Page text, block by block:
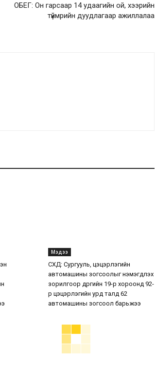
ОБЕГ: Он гарсаар 14 удаагийн ой, хээрийн
түймрийн дуудлагаар ажиллалаа
Мэдээ
СХД: Сургууль, цэцэрлэгийн
автомашины зогсоолыг нэмэгдүүлэх
зорилгоор дүүргийн 19-р хороонд 92-
р цэцэрлэгийн урд талд 62
автомашины зогсоол барьжээ